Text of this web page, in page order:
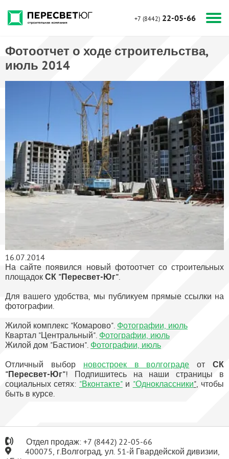
+7 (8442) 22-05-66
Фотоотчет о ходе строительства,
июль 2014
16.07.2014
На сайте появился новый фотоотчет со строительных
площадок СК "Пересвет-Юг".
Для вашего удобства, мы публикуем прямые ссылки на
фотографии.
Жилой комплекс "Комарово". Фотографии, июль
Квартал "Центральный". Фотографии, июль
Жилой дом "Бастион". Фотографии, июль
Отличный выбор новостроек в волгограде отСК
"Пересвет-Юг"! Подпишитесь на наши страницы в
социальных сетях: "Вконтакте"и "Одноклассники", чтобы
быть в курсе.
Отдел продаж: +7 (8442) 22-05-66
400075, г.Волгоград, ул. 51-й Гвардейской дивизии,